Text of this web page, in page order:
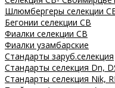
Шлюмбергеры селекции
Бегонии селекции СВ
Фиалки селекции СВ
Фиалки узамбарские
Стандарты заруб.селекция
Стандарты селекция Dn,
Стандарты селекция